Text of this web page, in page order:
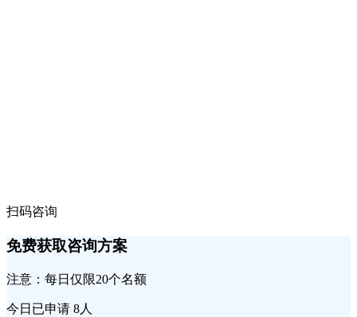
扫码咨询
免费获取咨询方案
注意：每日仅限20个名额
今日已申请 8人